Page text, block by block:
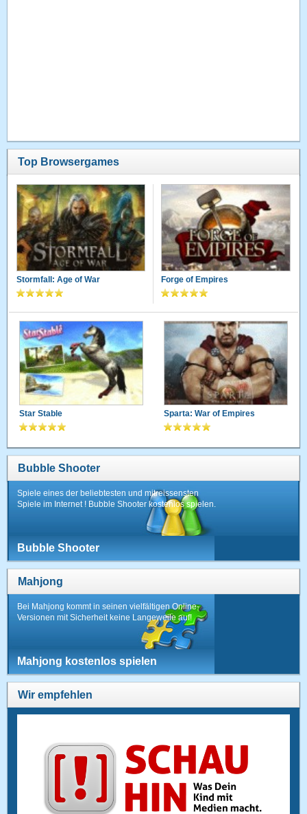
Top Browsergames
Stormfall: Age of War Forge of Empires
Star Stable Sparta: War of Empires
Bubble Shooter
Spiele eines der beliebtesten und mitreissensten
Spiele im Internet ! Bubble Shooter kostenlos spielen.
Bubble Shooter
Mahjong
Bei Mahjong kommt in seinen vielfältigen Online-
Versionen mit Sicherheit keine Langeweile auf!
Mahjong kostenlos spielen
Wir empfehlen